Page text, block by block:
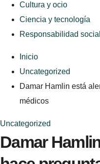
Cultura y ocio
Ciencia y tecnología
Responsabilidad social
Inicio
Uncategorized
Damar Hamlin está
médicos
Uncategorized
Damar